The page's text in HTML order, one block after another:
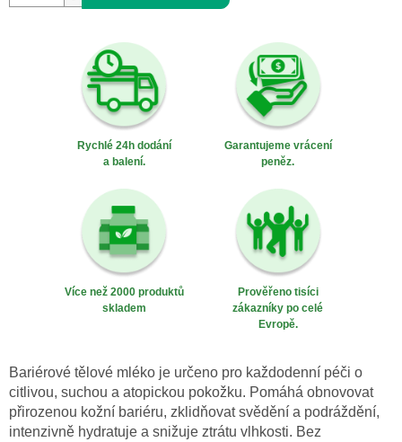
Rychlé 24h dodání
a balení.
Garantujeme vrácení
peněz.
Více než 2000 produktů
skladem
Prověřeno tisíci
zákazníky po celé
Evropě.
Bariérové tělové mléko je určeno pro každodenní péči o
citlivou, suchou a atopickou pokožku. Pomáhá obnovovat
přirozenou kožní bariéru, zklidňovat svědění a podráždění,
intenzivně hydratuje a snižuje ztrátu vlhkosti. Bez